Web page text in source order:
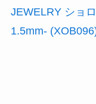
JEWELRY ショ
1.5mm-